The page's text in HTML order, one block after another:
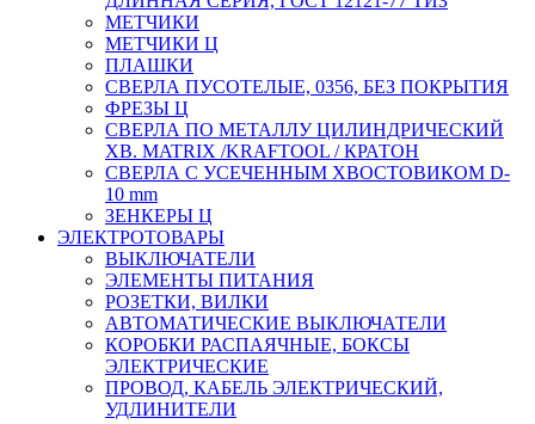
МЕТЧИКИ
МЕТЧИКИ Ц
ПЛАШКИ
СВЕРЛА ПУСОТЕЛЫЕ, 0356, БЕЗ ПОКРЫТИЯ
ФРЕЗЫ Ц
СВЕРЛА ПО МЕТАЛЛУ ЦИЛИНДРИЧЕСКИЙ
ХВ. MATRIX /KRAFTOOL / КРАТОН
СВЕРЛА С УСЕЧЕННЫМ ХВОСТОВИКОМ D-
10 mm
ЗЕНКЕРЫ Ц
ЭЛЕКТРОТОВАРЫ
ВЫКЛЮЧАТЕЛИ
ЭЛЕМЕНТЫ ПИТАНИЯ
РОЗЕТКИ, ВИЛКИ
АВТОМАТИЧЕСКИЕ ВЫКЛЮЧАТЕЛИ
КОРОБКИ РАСПАЯЧНЫЕ, БОКСЫ
ЭЛЕКТРИЧЕСКИЕ
ПРОВОД, КАБЕЛЬ ЭЛЕКТРИЧЕСКИЙ,
УДЛИНИТЕЛИ